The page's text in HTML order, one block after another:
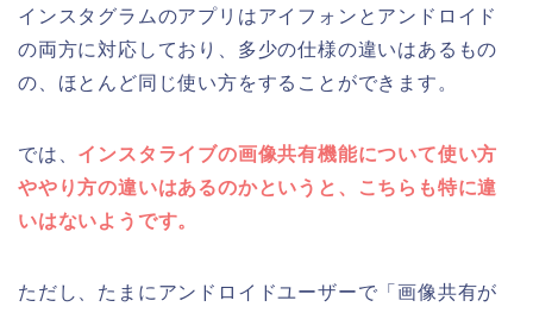
インスタグラムのアプリはアイフォンとアンドロイド
の両方に対応しており、多少の仕様の違いはあるもの
の、ほとんど同じ使い方をすることができます。
では、 インスタライブの画像共有機能について使い方
ややり方の違いはあるのかというと、こちらも特に違
いはないようです。
ただし、たまにアンドロイドユーザーで「画像共有が